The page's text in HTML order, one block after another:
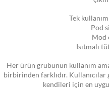
Tek
Pod
Mod
Isıtmalı
Her ürün grubunun kullanım
birbirinden farklıdır. Kullanıcılar
kendileri için en